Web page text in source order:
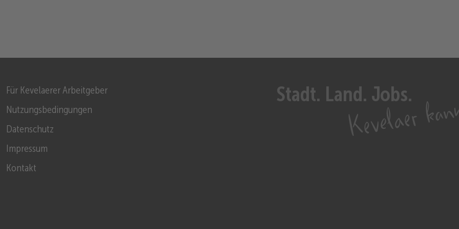
Für Kevelaerer Arbeitgeber
Nutzungsbedingungen
Datenschutz
Impressum
Kontakt
Stadt. Land. Jobs.
Kevelaer